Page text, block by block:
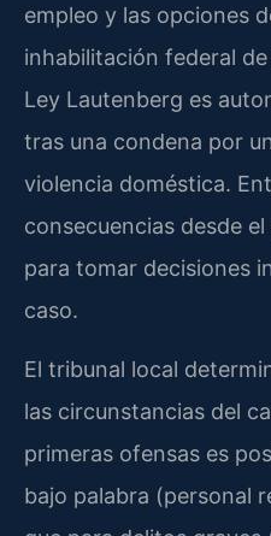
empleo y las opciones
inhabilitación federal
Ley Lautenberg es
tras una condena por
violencia doméstica.
consecuencias desde
para tomar decisiones
caso.
El tribunal local
las circunstancias del
primeras ofensas es
bajo palabra (personal